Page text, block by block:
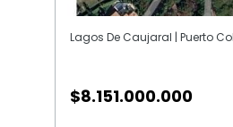
Lagos De Caujaral | Puerto
$8.151.000.000